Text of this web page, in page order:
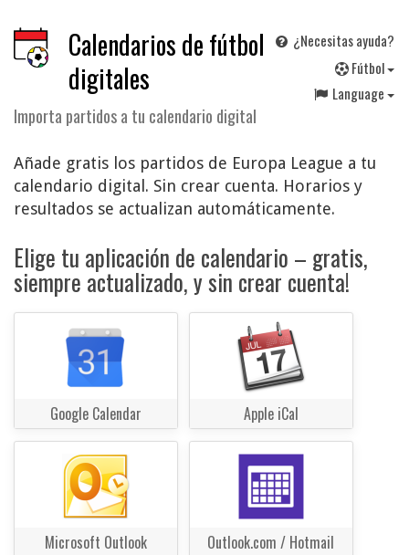
Calendarios de fútbol
digitales
Importa partidos a tu calendario digital
¿Necesitas ayuda?
Fútbol
Language
Añade gratis los partidos de Europa League a tu
calendario digital. Sin crear cuenta. Horarios y
resultados se actualizan automáticamente.
Elige tu aplicación de calendario – gratis,
siempre actualizado, y sin crear cuenta!
Google Calendar Apple iCal
Microsoft Outlook Outlook.com / Hotmail